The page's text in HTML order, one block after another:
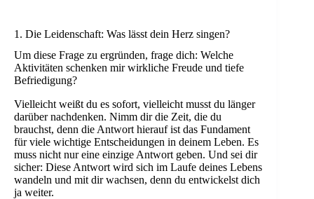
1. Die Leidenschaft: Was lässt dein Herz singen?
Um diese Frage zu ergründen, frage dich: Welche
Aktivitäten schenken mir wirkliche Freude und tiefe
Befriedigung?
Vielleicht weißt du es sofort, vielleicht musst du länger
darüber nachdenken. Nimm dir die Zeit, die du
brauchst, denn die Antwort hierauf ist das Fundament
für viele wichtige Entscheidungen in deinem Leben. Es
muss nicht nur eine einzige Antwort geben. Und sei dir
sicher: Diese Antwort wird sich im Laufe deines Lebens
wandeln und mit dir wachsen, denn du entwickelst dich
ja weiter.